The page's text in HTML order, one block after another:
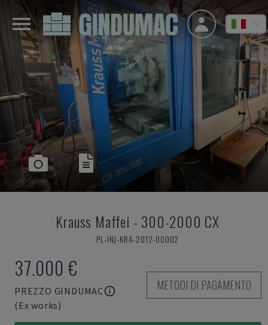
Krauss Maffei - 300-2000 CX
PL-INJ-KRA-2012-00002
37.000 €
PREZZO GINDUMAC
(Ex works)
METODI DI PAGAMENTO